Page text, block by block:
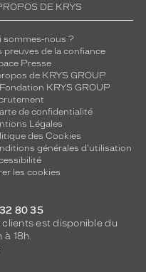
DE KRYS
sommes-nous ?
preuves de la confiance
Presse
de KRYS GROUP
KRYS GROUP
de confidentialité
Légales
des Cookies
générales d'utilisation
les cookies
80 35
clients est disponible du
à 18h.